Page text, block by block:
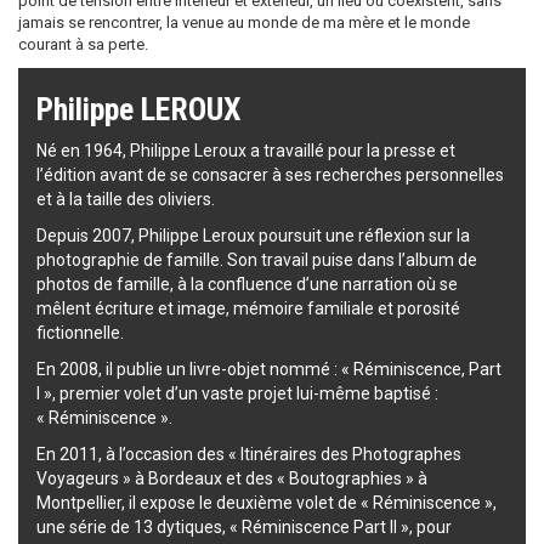
jamais se rencontrer, la venue au monde de ma mère et le monde
courant à sa perte.
Philippe LEROUX
Né en 1964, Philippe Leroux a travaillé pour la presse et
l’édition avant de se consacrer à ses recherches personnelles
et à la taille des oliviers.
Depuis 2007, Philippe Leroux poursuit une réflexion sur la
photographie de famille. Son travail puise dans l’album de
photos de famille, à la confluence d’une narration où se
mêlent écriture et image, mémoire familiale et porosité
fictionnelle.
En 2008, il publie un livre-objet nommé : « Réminiscence, Part
I », premier volet d’un vaste projet lui-même baptisé :
« Réminiscence ».
En 2011, à l’occasion des « Itinéraires des Photographes
Voyageurs » à Bordeaux et des « Boutographies » à
Montpellier, il expose le deuxième volet de « Réminiscence »,
une série de 13 dytiques, « Réminiscence Part II », pour